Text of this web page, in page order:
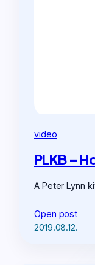
video
PLKB –
A Peter Lynn
Open post
2019.08.12.